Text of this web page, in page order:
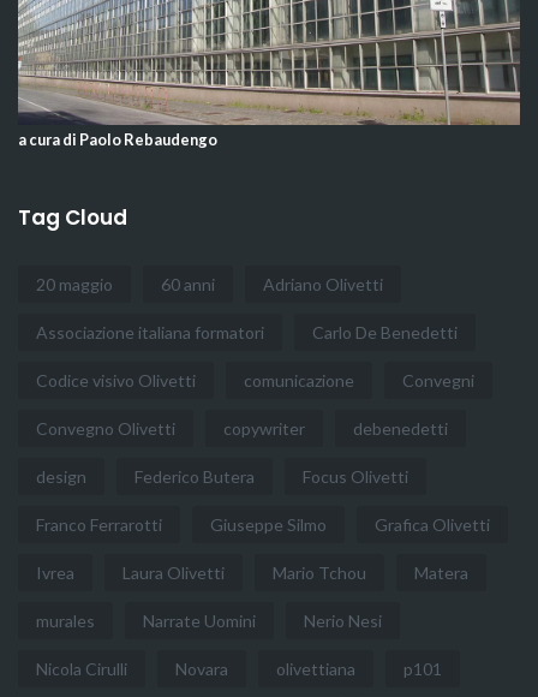
a cura di Paolo Rebaudengo
Tag Cloud
20 maggio 60 anni Adriano Olivetti
Associazione italiana formatori Carlo De Benedetti
Codice visivo Olivetti comunicazione Convegni
Convegno Olivetti copywriter debenedetti
design Federico Butera Focus Olivetti
Franco Ferrarotti Giuseppe Silmo Grafica Olivetti
Ivrea Laura Olivetti Mario Tchou Matera
murales Narrate Uomini Nerio Nesi
Nicola Cirulli Novara olivettiana p101